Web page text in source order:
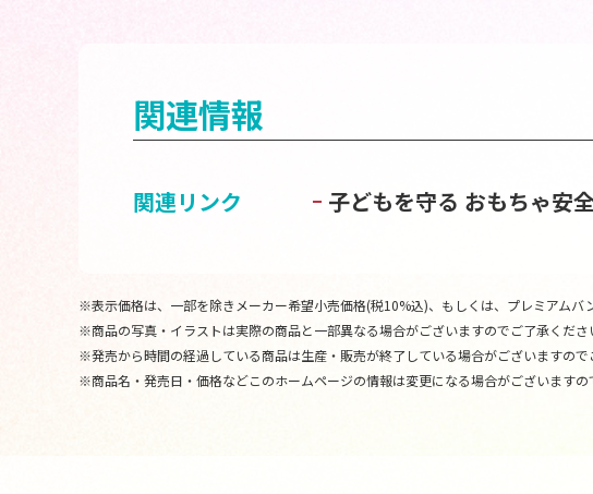
関連情報
関連リンク 子どもを守る おもちゃ安
※表示価格は、一部を除きメーカー希望小売価格(税10%込)、もしくは、プレミアムバ
※商品の写真・イラストは実際の商品と一部異なる場合がございますのでご了承くださ
※発売から時間の経過している商品は生産・販売が終了している場合がございますので
※商品名・発売日・価格などこのホームページの情報は変更になる場合がございますの